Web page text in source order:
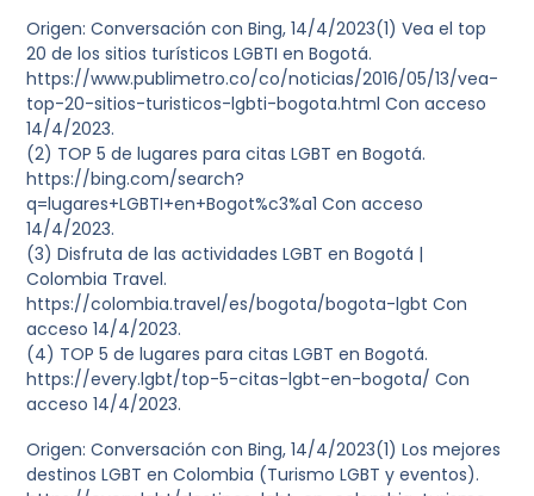
Origen: Conversación con Bing, 14/4/2023(1) Vea el top
20 de los sitios turísticos LGBTI en Bogotá.
https://www.publimetro.co/co/noticias/2016/05/13/vea-
top-20-sitios-turisticos-lgbti-bogota.html Con acceso
14/4/2023.
(2) TOP 5 de lugares para citas LGBT en Bogotá.
https://bing.com/search?
q=lugares+LGBTI+en+Bogot%c3%a1 Con acceso
14/4/2023.
(3) Disfruta de las actividades LGBT en Bogotá |
Colombia Travel.
https://colombia.travel/es/bogota/bogota-lgbt Con
acceso 14/4/2023.
(4) TOP 5 de lugares para citas LGBT en Bogotá.
https://every.lgbt/top-5-citas-lgbt-en-bogota/ Con
acceso 14/4/2023.
Origen: Conversación con Bing, 14/4/2023(1) Los mejores
destinos LGBT en Colombia (Turismo LGBT y eventos).